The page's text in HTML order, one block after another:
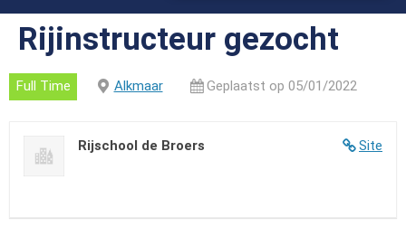
Rijinstructeur gezocht
Full Time Alkmaar Geplaatst op 05/01/2022
Site
Rijschool de Broers